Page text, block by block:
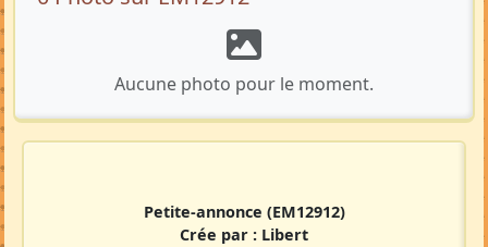
Aucune photo pour le moment.
Petite-annonce (EM12912)
Crée par : Libert